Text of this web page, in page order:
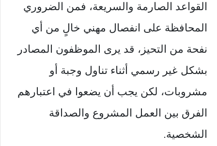
القواعد الصارمة والسريعة، فمن الضروري
المحافظة على انفصال مهني خالٍ من أي
نفحة من التحيز، قد يرى الموظفون المصادر
بشكل غير رسمي أثناء تناول وجبة أو
مشروبات، لكن يجب أن يضعوا في اعتبارهم
الفرق بين العمل المشروع والصداقة
الشخصية.